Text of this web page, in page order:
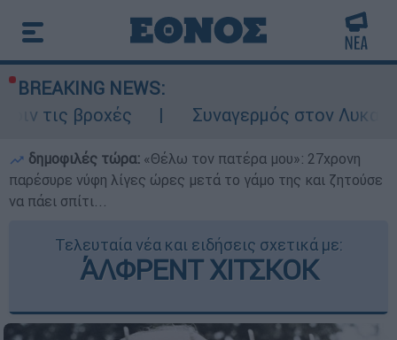
BREAKING NEWS:
Συναγερμός στον Λυκαβηττό: Σορός
δημοφιλές τώρα: «Θέλω τον πατέρα μου»: 27χρονη
παρέσυρε νύφη λίγες ώρες μετά το γάμο της και ζητούσε
να πάει σπίτι...
Τελευταία νέα και ειδήσεις σχετικά με:
ΆΛΦΡΕΝΤ ΧΙΤΣΚΟΚ